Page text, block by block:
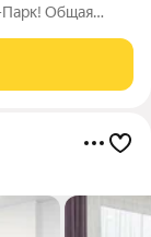
Парк! Общая
мебелью и